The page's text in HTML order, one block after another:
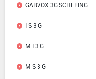
GARVOX 3G SCHERING
I S 3 G
M I 3 G
M S 3 G